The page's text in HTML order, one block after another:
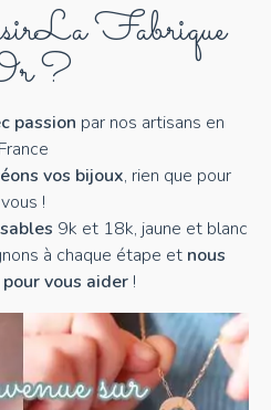
La Fabrique
?
passion par nos artisans en
France
vos bijoux, rien que pour
vous !
9k et 18k, jaune et blanc
à chaque étape et nous
vous aider !